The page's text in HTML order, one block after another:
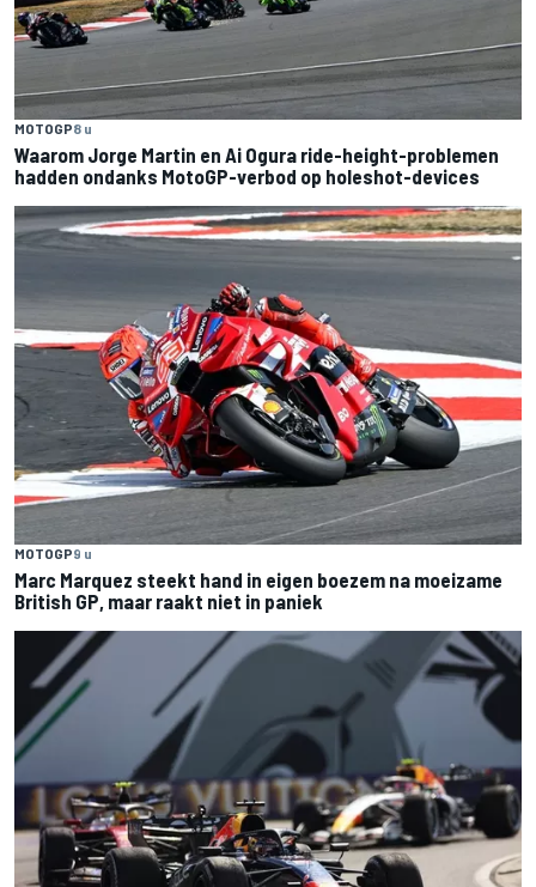
MOTOGP8 u
Waarom Jorge Martin en Ai Ogura ride-height-problemen
hadden ondanks MotoGP-verbod op holeshot-devices
MOTOGP9 u
Marc Marquez steekt hand in eigen boezem na moeizame
British GP, maar raakt niet in paniek